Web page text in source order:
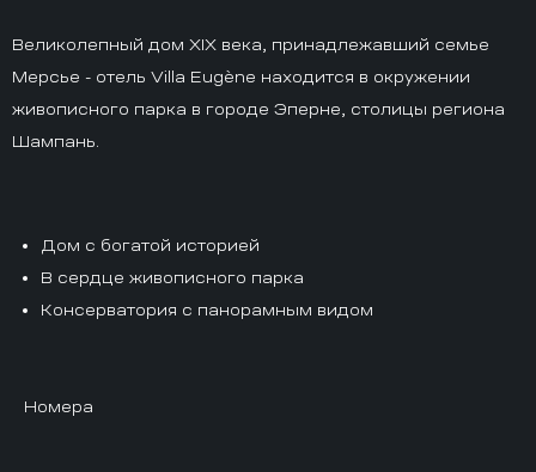
Великолепный дом XIX века, принадлежавший семье
Мерсье - отель Villa Eugène находится в окружении
живописного парка в городе Эперне, столицы региона
Шампань.
Дом с богатой историей
В сердце живописного парка
Консерватория с панорамным видом
Номера